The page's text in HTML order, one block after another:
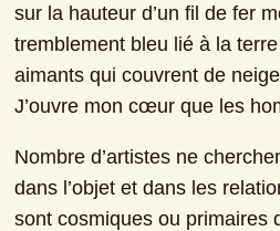
sur la hauteur d’un fil de fer
tremblement bleu lié à la
aimants qui couvrent de
J’ouvre mon cœur que les
Nombre d’artistes ne
dans l’objet et dans les
sont cosmiques ou primaires